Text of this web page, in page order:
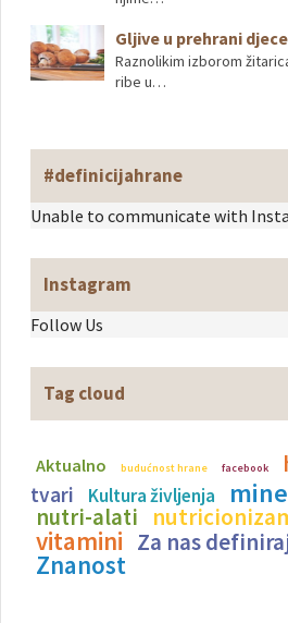
Gljive u prehrani djece
Raznolikim izborom
ribe u…
#definicijahrane
Unable to communicate with
Instagram
Follow Us
Tag cloud
Aktualno budućnost hrane facebook
tvari
Kultura življenja
nutri-alati
vitamini Za nas
Znanost